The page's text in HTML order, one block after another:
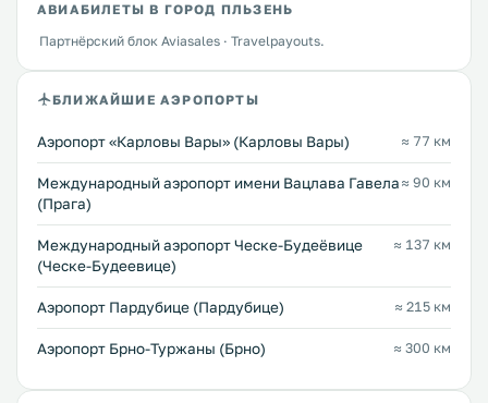
АВИАБИЛЕТЫ В ГОРОД ПЛЬЗЕНЬ
Партнёрский блок Aviasales · Travelpayouts.
БЛИЖАЙШИЕ АЭРОПОРТЫ
Аэропорт «Карловы Вары» (Карловы Вары) ≈ 77 км
Международный аэропорт имени Вацлава Гавела
(Прага)
≈ 90 км
Международный аэропорт Ческе-Будеёвице
(Ческе-Будеевице)
≈ 137 км
Аэропорт Пардубице (Пардубице) ≈ 215 км
Аэропорт Брно-Туржаны (Брно) ≈ 300 км